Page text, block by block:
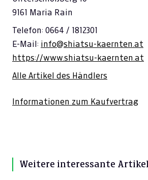
9161 Maria Rain
Telefon: 0664 / 1812301
E-Mail: info@shiatsu-kaernten.at
https://www.shiatsu-kaernten.at
Alle Artikel des Händlers
Informationen zum Kaufvertrag
Weitere interessante Artikel